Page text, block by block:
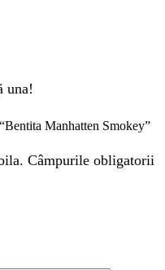
una!
Manhatten Smokey”
Câmpurile obligatorii